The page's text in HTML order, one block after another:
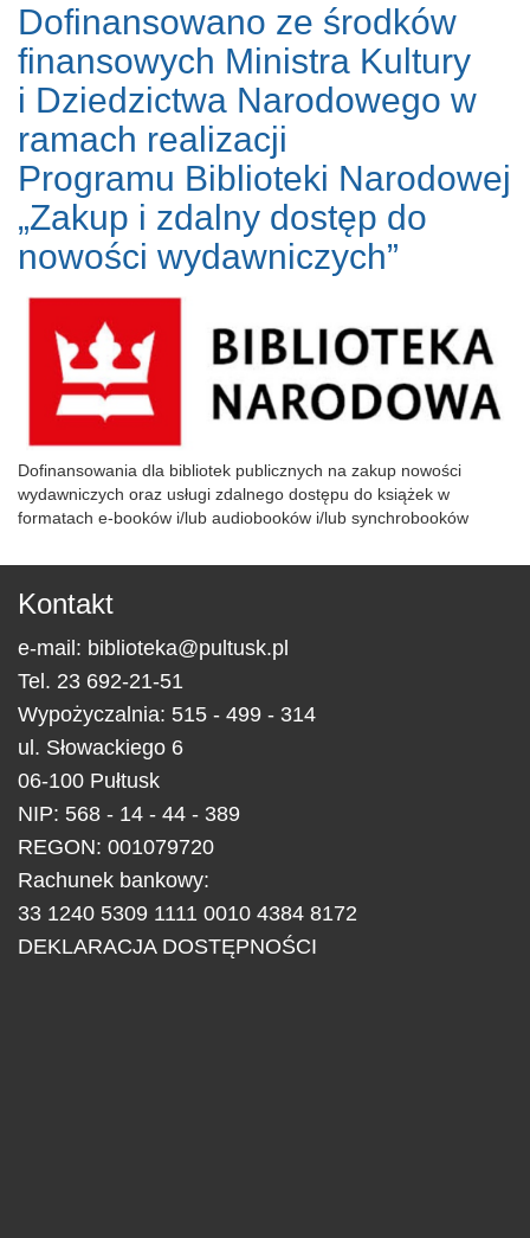
Dofinansowano ze środków
finansowych Ministra Kultury
i Dziedzictwa Narodowego w
ramach realizacji
Programu Biblioteki Narodowej
„Zakup i zdalny dostęp do
nowości wydawniczych”
Dofinansowania dla bibliotek publicznych na zakup nowości
wydawniczych oraz usługi zdalnego dostępu do książek w
formatach e-booków i/lub audiobooków i/lub synchrobooków
Kontakt
e-mail: biblioteka@pultusk.pl
Tel. 23 692-21-51
Wypożyczalnia: 515 - 499 - 314
ul. Słowackiego 6
06-100 Pułtusk
NIP: 568 - 14 - 44 - 389
REGON: 001079720
Rachunek bankowy:
33 1240 5309 1111 0010 4384 8172
DEKLARACJA DOSTĘPNOŚCI